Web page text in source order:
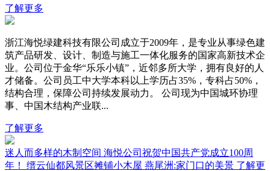
了解更多
浙江海悦绿建科技有限公司成立于2009年，是专业从事绿色建
筑产品研发、设计、制造与施工一体化服务的国家高新技术企
业。公司位于金华“乐乐小镇”，近邻多所大学，拥有良好的人
才储备。公司员工中大学本科以上学历占35%，专科占50%，
结构合理，保障公司持续发展动力。 公司现为中国城环协理
事、中国木结构产业联...
了解更多
迷人而多样的木制空间 海悦公司祝贺中国共产党成立100周
年！ 缙云仙都风景区摊铺小木屋 燕尾洲:家门口的美景 了解更